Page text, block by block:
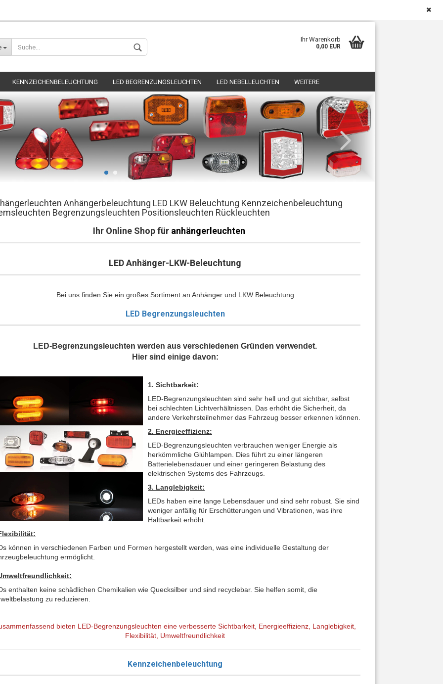
Wohnort
Konto erstellen
Passwort vergessen?
Ihr Warenkorb
0,00 EUR
KENNZEICHENBELEUCHTUNG LED BEGRENZUNGSLEUCHTEN LED NEBELLEUCHTEN WEITERE
Anhängerbeleuchtung LED LKW Beleuchtung Kennzeichenbeleuchtung
Begrenzungsleuchten Positionsleuchten Rückleuchten
Ihr Online Shop für anhängerleuchten
LED Anhänger-LKW-Beleuchtung
Bei uns finden Sie ein großes Sortiment an Anhänger und LKW Beleuchtung
LED Begrenzungsleuchten
LED-Begrenzungsleuchten werden aus verschiedenen Gründen verwendet.
Hier sind einige davon:
1. Sichtbarkeit:
LED-Begrenzungsleuchten sind sehr hell und gut sichtbar, selbst
bei schlechten Lichtverhältnissen. Das erhöht die Sicherheit, da
andere Verkehrsteilnehmer das Fahrzeug besser erkennen können.
2. Energieeffizienz:
LED-Begrenzungsleuchten verbrauchen weniger Energie als
herkömmliche Glühlampen. Dies führt zu einer längeren
Batterielebensdauer und einer geringeren Belastung des
elektrischen Systems des Fahrzeugs.
3. Langlebigkeit:
LEDs haben eine lange Lebensdauer und sind sehr robust. Sie sind
weniger anfällig für Erschütterungen und Vibrationen, was ihre
Haltbarkeit erhöht.
können in verschiedenen Farben und Formen hergestellt werden, was eine individuelle Gestaltung der
ermöglicht.
enthalten keine schädlichen Chemikalien wie Quecksilber und sind recyclebar. Sie helfen somit, die
zu reduzieren.
bieten LED-Begrenzungsleuchten eine verbesserte Sichtbarkeit, Energieeffizienz Langlebigkeit,
Flexibilität, Umweltfreundlichkeit
Kennzeichenbeleuchtung